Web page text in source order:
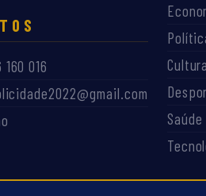
016
Cultura
Saúde